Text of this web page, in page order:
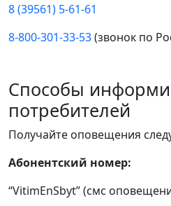
8 (39561) 5-61-61
8-800-301-33-53(звонок по
Способы
потребителей
Получайте оповещения
Абонентский номер:
“VitimEnSbyt” (смс